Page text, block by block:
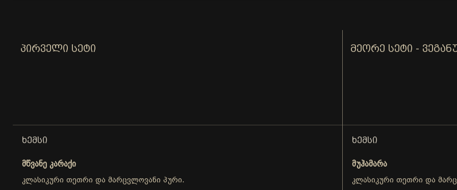
ᲞᲘᲠᲕᲔᲚᲘ ᲡᲔᲢᲘ
ᲮᲔᲛᲡᲘ
მწვანე კარაქი
კლასიკური თეთრი და მარცვლოვანი პური.
ᲛᲔᲝᲠᲔ ᲡᲔᲢᲘ -
ᲮᲔᲛᲡᲘ
მუჰამარა
კლასიკური თეთრი და